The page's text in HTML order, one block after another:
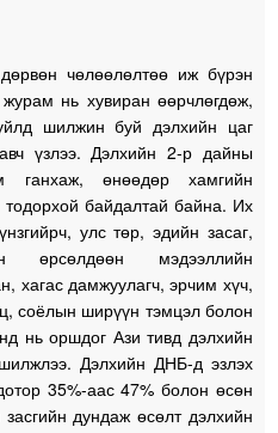
чөлөөлөлтөө иж бүрэн
нь хувиран өөрчлөгдөж,
шилжин буй дэлхийн цаг
үзлээ. Дэлхийн 2-р дайны
ганхаж, өнөөдөр хамгийн
байдалтай байна. Их
улс төр, эдийн засаг,
өрсөлдөөн мэдээллийн
хагас дамжуулагч, эрчим хүч,
соёлын ширүүн тэмцэл болон
нь оршдог Ази тивд дэлхийн
Дэлхийн ДНБ-д эзлэх
35%-аас 47% болон өсөн
дундаж өсөлт дэлхийн